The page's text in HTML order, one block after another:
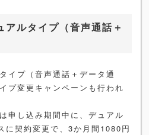
アルタイプ（音声通話＋
イプ（音声通話＋データ通
プ変更キャンペーンも行われ
申し込み期間中に、デュアル
に契約変更で、3か月間1080円